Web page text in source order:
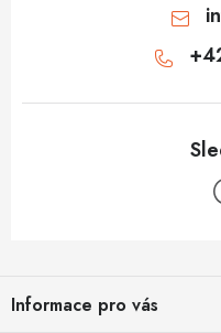
pInformace pro vás